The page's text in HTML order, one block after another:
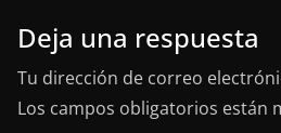
Deja una respuesta
Tu dirección de correo
Los campos obligatorios están